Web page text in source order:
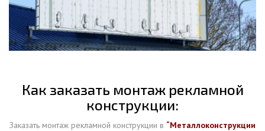
Как заказать монтаж рекламной
конструкции:
Заказать монтаж рекламной конструкции в “Металлоконструкции